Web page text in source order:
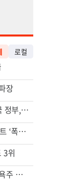
로컬
장
"65세 복수국적 빗장 푸나"... 한국 정부, 연령 완화 전면 추진
쌀·라면 값 최대 80% 할인…H마트 ‘폭탄 세일’
3위
변호사시험 중 심정지 온 한인, 뉴욕주 제소